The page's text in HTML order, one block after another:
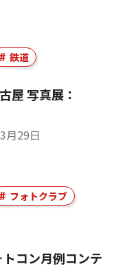
鉄道
屋 写真展：
月29日
フォトクラブ
コン月例コンテ